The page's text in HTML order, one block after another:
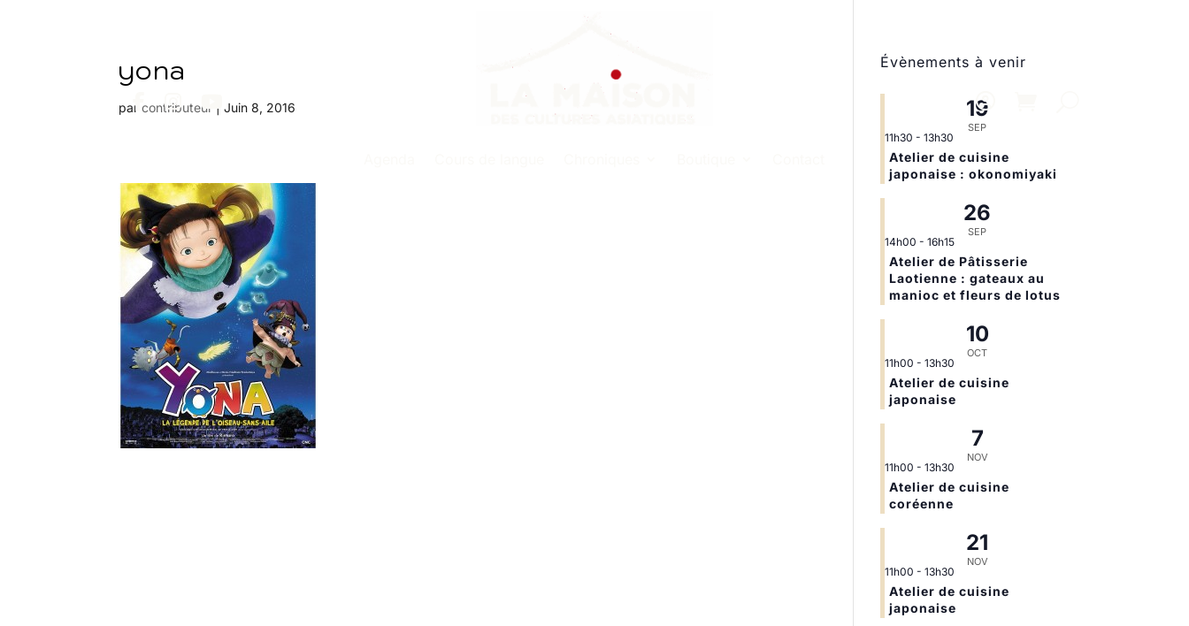
yona
parcontributeur |Juin 8, 2016
Évènements à venir
19
SEP
11h30 - 13h30
Atelier de cuisine
japonaise : okonomiyaki
26
SEP
14h00 - 16h15
Atelier de Pâtisserie
Laotienne : gateaux au
manioc et fleurs de lotus
10
OCT
11h00 - 13h30
Atelier de cuisine
japonaise
7
NOV
11h00 - 13h30
Atelier de cuisine
coréenne
21
NOV
11h00 - 13h30
Atelier de cuisine
japonaise